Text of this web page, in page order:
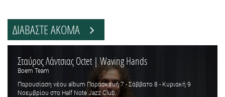
ΔΙΑΒΑΣΤΕ ΑΚΟΜΑ
Σταύρος Λάντσιας Octet | Waving Hands
Boem Team
Παρουσίαση νέου album Παρασκευή 7 - Σάββατο 8 - Κυριακή 9
Νοεμβρίου στο Half Note Jazz Club.